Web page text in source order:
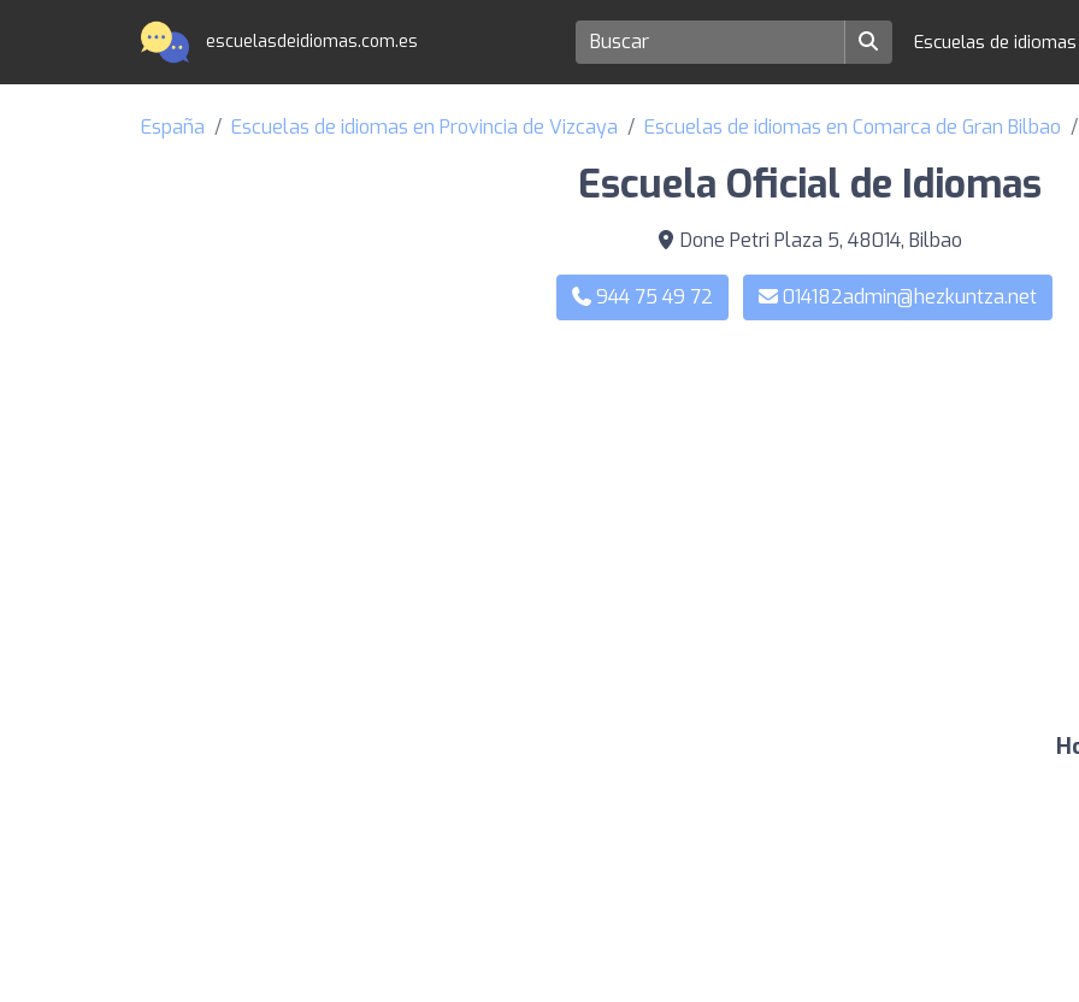
escuelasdeidiomas.com.es Escuelas de idiomas
España Escuelas de idiomas en Provincia de Vizcaya Escuelas de idiomas en Comarca de Gran Bilbao
Escuela Oficial de Idiomas
Done Petri Plaza 5, 48014, Bilbao
944 75 49 72 014182admin@hezkuntza.net